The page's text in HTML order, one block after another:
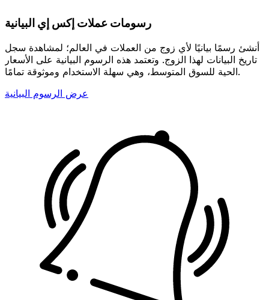
رسومات عملات إكس إي البيانية
أنشئ رسمًا بيانيًا لأي زوج من العملات في العالم؛ لمشاهدة سجل
تاريخ البيانات لهذا الزوج. وتعتمد هذه الرسوم البيانية على الأسعار
الحية للسوق المتوسط، وهي سهلة الاستخدام وموثوقة تمامًا.
عرض الرسوم البيانية